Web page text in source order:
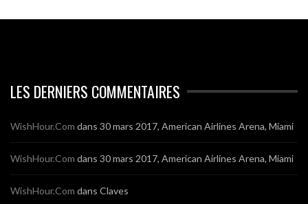
LES DERNIERS COMMENTAIRES
WishHour.Com dans 30 mars 2017, American Airlines Arena, Miami
WishHour.Com dans 30 mars 2017, American Airlines Arena, Miami
WishHour.Com dans Claves